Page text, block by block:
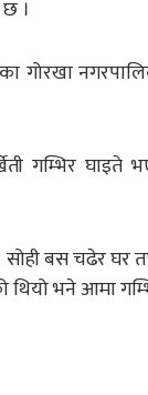
।
गोरखा
गम्भिर घाइते
बस चढेर घर
थियो भने आमा